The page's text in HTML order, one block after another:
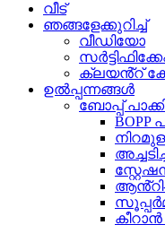
വീട്
ഞങ്ങളേക്കുറിച്ച്
വീഡിയോ
ക്ലയൻ്റ്
ഉൽപ്പന്നങ്ങൾ
ബോപ്പ്
BOPP
ആൻ്റി-